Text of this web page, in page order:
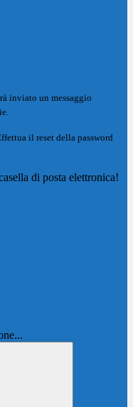
inviato un messaggio
il reset della password
di posta elettronica!